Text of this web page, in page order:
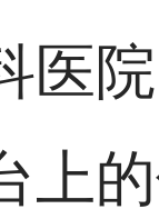
医
上